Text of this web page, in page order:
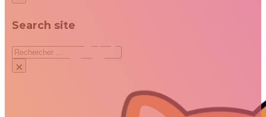
Search site
Rechercher
×